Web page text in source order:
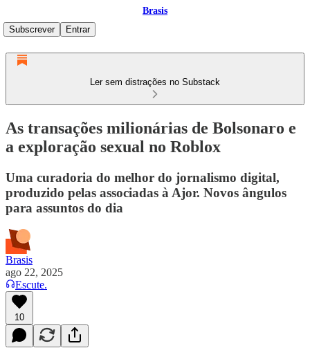
Brasis
Subscrever
Entrar
Ler sem distrações no Substack
As transações milionárias de Bolsonaro e
a exploração sexual no Roblox
Uma curadoria do melhor do jornalismo digital,
produzido pelas associadas à Ajor. Novos ângulos
para assuntos do dia
Brasis
ago 22, 2025
Escute.
10